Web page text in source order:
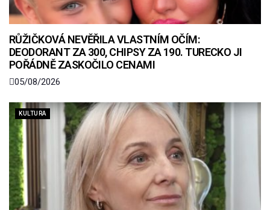
RŮŽIČKOVÁ NEVĚŘILA VLASTNÍM OČÍM:
DEODORANT ZA 300, CHIPSY ZA 190. TURECKO JI
POŘÁDNĚ ZASKOČILO CENAMI
05/08/2026
KULTURA